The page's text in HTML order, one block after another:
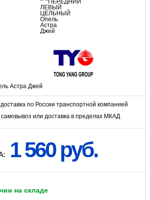
по России транспортной компанией
или доставка в пределах МКАД
1 560 руб.
на складе